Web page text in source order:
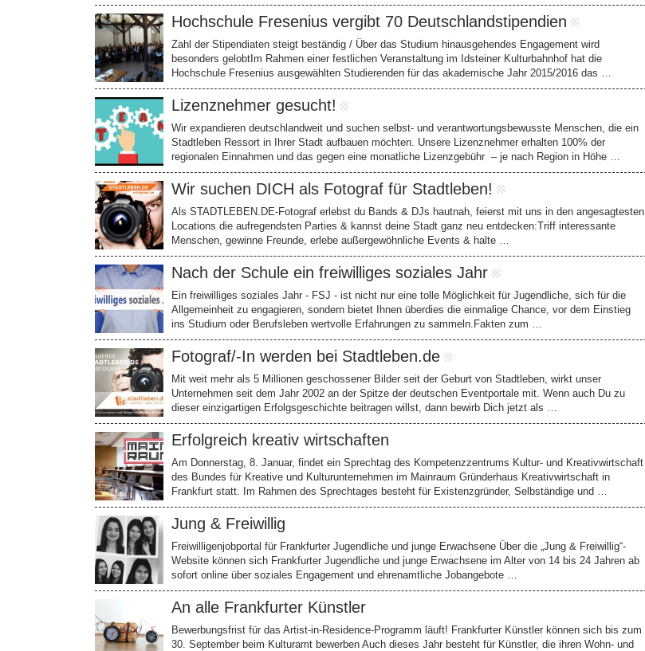
Hochschule Fresenius vergibt 70 Deutschlandstipendien
Zahl der Stipendiaten steigt beständig / Über das Studium hinausgehendes Engagement wird
besonders gelobtIm Rahmen einer festlichen Veranstaltung im Idsteiner Kulturbahnhof hat die
Hochschule Fresenius ausgewählten Studierenden für das akademische Jahr 2015/2016 das …
Lizenznehmer gesucht!
Wir expandieren deutschlandweit und suchen selbst- und verantwortungsbewusste Menschen, die ein
Stadtleben Ressort in Ihrer Stadt aufbauen möchten. Unsere Lizenznehmer erhalten 100% der
regionalen Einnahmen und das gegen eine monatliche Lizenzgebühr – je nach Region in Höhe …
Wir suchen DICH als Fotograf für Stadtleben!
Als STADTLEBEN.DE-Fotograf erlebst du Bands & DJs hautnah, feierst mit uns in den angesagtesten
Locations die aufregendsten Parties & kannst deine Stadt ganz neu entdecken:Triff interessante
Menschen, gewinne Freunde, erlebe außergewöhnliche Events & halte …
Nach der Schule ein freiwilliges soziales Jahr
Ein freiwilliges soziales Jahr - FSJ - ist nicht nur eine tolle Möglichkeit für Jugendliche, sich für die
Allgemeinheit zu engagieren, sondern bietet Ihnen überdies die einmalige Chance, vor dem Einstieg
ins Studium oder Berufsleben wertvolle Erfahrungen zu sammeln.Fakten zum …
Fotograf/-In werden bei Stadtleben.de
Mit weit mehr als 5 Millionen geschossener Bilder seit der Geburt von Stadtleben, wirkt unser
Unternehmen seit dem Jahr 2002 an der Spitze der deutschen Eventportale mit. Wenn auch Du zu
dieser einzigartigen Erfolgsgeschichte beitragen willst, dann bewirb Dich jetzt als …
Erfolgreich kreativ wirtschaften
Am Donnerstag, 8. Januar, findet ein Sprechtag des Kompetenzzentrums Kultur- und Kreativwirtschaft
des Bundes für Kreative und Kulturunternehmen im Mainraum Gründerhaus Kreativwirtschaft in
Frankfurt statt. Im Rahmen des Sprechtages besteht für Existenzgründer, Selbständige und …
Jung & Freiwillig
Freiwilligenjobportal für Frankfurter Jugendliche und junge Erwachsene Über die „Jung & Freiwillig“-
Website können sich Frankfurter Jugendliche und junge Erwachsene im Alter von 14 bis 24 Jahren ab
sofort online über soziales Engagement und ehrenamtliche Jobangebote …
An alle Frankfurter Künstler
Bewerbungsfrist für das Artist-in-Residence-Programm läuft! Frankfurter Künstler können sich bis zum
30. September beim Kulturamt bewerben Auch dieses Jahr besteht für Künstler, die ihren Wohn- und